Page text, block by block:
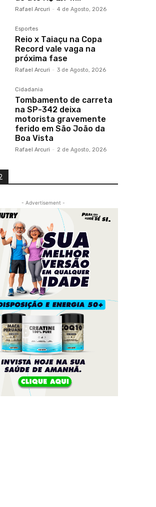
Rafael Arcuri - 4 de Agosto, 2026
Esportes
Reio x Taiaçu na Copa
Record vale vaga na
próxima fase
Rafael Arcuri - 3 de Agosto, 2026
Cidadania
Tombamento de carreta
na SP-342 deixa
motorista gravemente
ferido em São João da
Boa Vista
Rafael Arcuri - 2 de Agosto, 2026
- Advertisement -